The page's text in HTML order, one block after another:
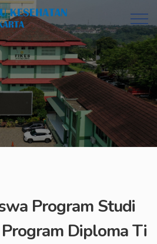
Program Studi
Diploma Ti